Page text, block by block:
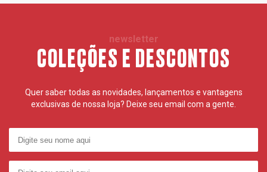
newsletter
COLEÇÕES E DESCONTOS
Quer saber todas as novidades, lançamentos e vantagens
exclusivas de nossa loja? Deixe seu email com a gente.